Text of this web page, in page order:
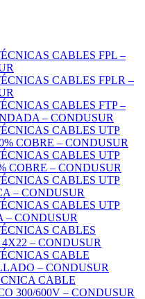
CABLES FPL –
CABLES FPLR –
CABLES FTP –
– CONDUSUR
CABLES UTP
COBRE – CONDUSUR
CABLES UTP
COBRE – CONDUSUR
CABLES UTP
– CONDUSUR
CABLES UTP
– CONDUSUR
CABLES
– CONDUSUR
CABLE
– CONDUSUR
CABLE
300/600V – CONDUSUR